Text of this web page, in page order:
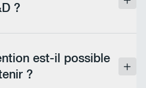
?
fondamentale,
expérimental. Pour
est-il possible
?